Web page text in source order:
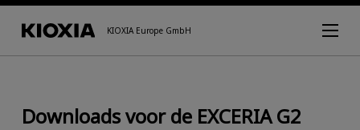
KIOXIA Europe GmbH
Downloads voor de EXCERIA G2